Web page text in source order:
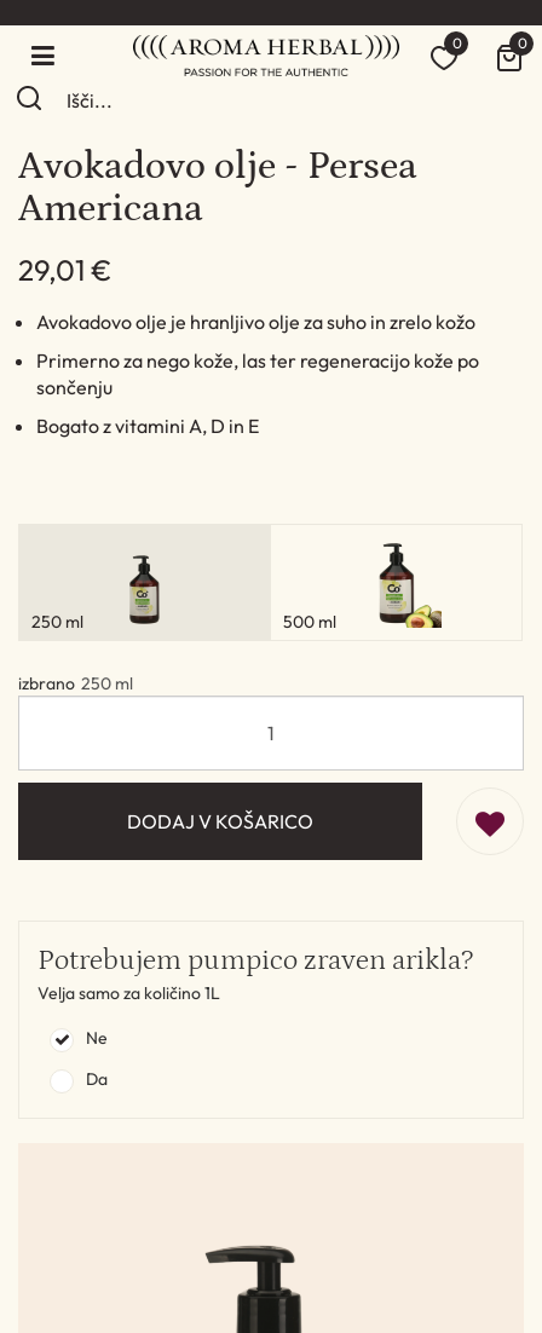
0 0
Avokadovo olje - Persea
Americana
29,01 €
Avokadovo olje je hranljivo olje za suho in zrelo kožo
Primerno za nego kože, las ter regeneracijo kože po
sončenju
Bogato z vitamini A, D in E
250 ml 500 ml
izbrano 250 ml
DODAJ V KOŠARICO
Potrebujem pumpico zraven arikla?
Velja samo za količino 1L
Ne
Da